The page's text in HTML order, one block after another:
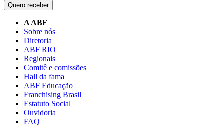
Quero receber
A ABF
Sobre nós
Diretoria
ABF RIO
Regionais
Comitê e comissões
Hall da fama
ABF Educação
Franchising Brasil
Estatuto Social
Ouvidoria
FAQ